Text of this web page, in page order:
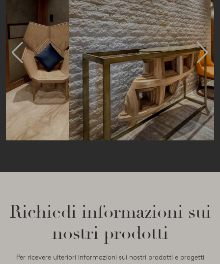
Richiedi informazioni sui
nostri prodotti
Per ricevere ulteriori informazioni sui nostri prodotti e progetti